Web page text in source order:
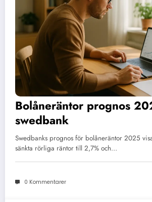
Bolåneräntor prognos
swedbank
Swedbanks prognos för bolåneräntor 2025
sänkta rörliga räntor till 2,7% och…
0 Kommentarer